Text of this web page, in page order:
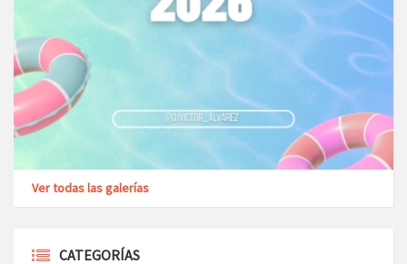
Ver todas las galerías
CATEGORÍAS